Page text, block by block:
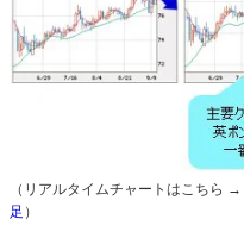
（リアルタイムチャートはこちら →
足 ）